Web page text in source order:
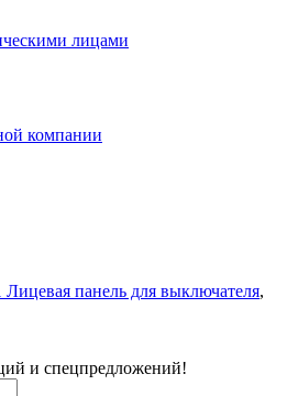
лицами
компании
панель для выключателя,
и спецпредложений!